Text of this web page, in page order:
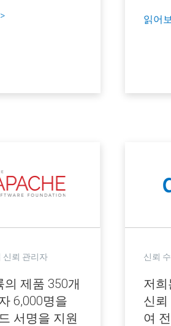
읽어
신뢰 관리자
의 제품 350개
6,000명을
서명을 지원
신뢰
저희
신
여